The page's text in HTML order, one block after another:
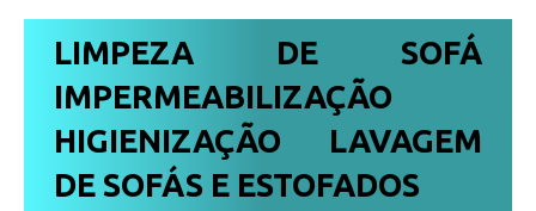
LIMPEZA DE SOFÁ
IMPERMEABILIZAÇÃO
HIGIENIZAÇÃO LAVAGEM
DE SOFÁS E ESTOFADOS